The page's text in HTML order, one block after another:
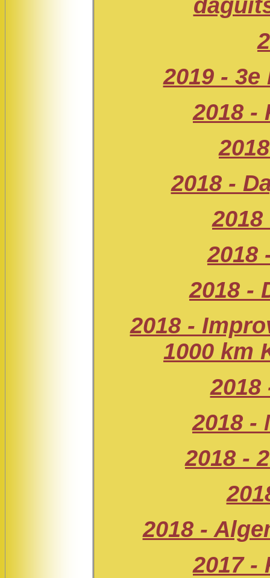
2019 -
2018 -
2018 -
2018
2018 -
2018 -
1000 km
2018
2018 -
2018 -
2018 -
2017 -